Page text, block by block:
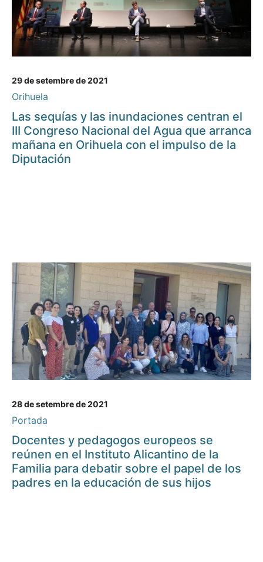
29 de setembre de 2021
Orihuela
Las sequías y las inundaciones centran el
III Congreso Nacional del Agua que arranca
mañana en Orihuela con el impulso de la
Diputación
28 de setembre de 2021
Portada
Docentes y pedagogos europeos se
reúnen en el Instituto Alicantino de la
Familia para debatir sobre el papel de los
padres en la educación de sus hijos